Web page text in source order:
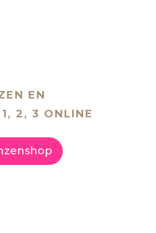
EN
2, 3 ONLINE